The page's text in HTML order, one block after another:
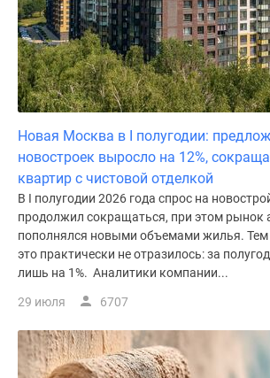
Новая Москва в I полугодии:
новостроек выросло на 12%,
квартир с чистовой отделкой
В I полугодии 2026 года спрос на
продолжил сокращаться, при этом рынок
пополнялся новыми объемами жилья. Тем
это практически не отразилось: за
лишь на 1%. Аналитики компании...
29 июля 6707